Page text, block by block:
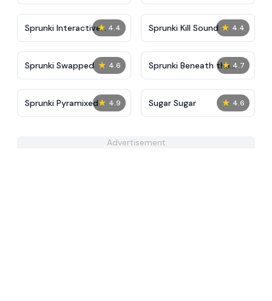
★ 4.4
Sprunki Interactive
Tunner
★ 4.4
Sprunki Kill Sound
★ 4.6
Sprunki Swapped ★ 4.7
Sprunki Beneath the
Water
★ 4.9
Sprunki Pyramixed ★ 4.6
Sugar Sugar
Advertisement